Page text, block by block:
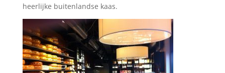
heerlijke buitenlandse kaas.